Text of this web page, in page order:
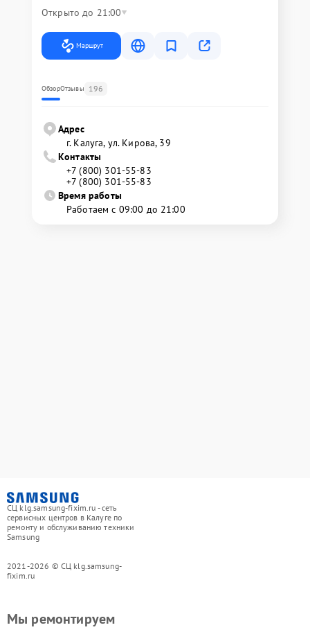
Открыто до 21:00
Маршрут
ОбзорОтзывы 196
Адрес
г. Калуга, ул. Кирова, 39
Контакты
+7 (800) 301-55-83
+7 (800) 301-55-83
Время работы
Работаем с 09:00 до 21:00
СЦ klg.samsung-fixim.ru - сеть
сервисных центров в Калуге по
ремонту и обслуживанию техники
Samsung
2021-2026 © СЦ klg.samsung-
fixim.ru
Мы ремонтируем